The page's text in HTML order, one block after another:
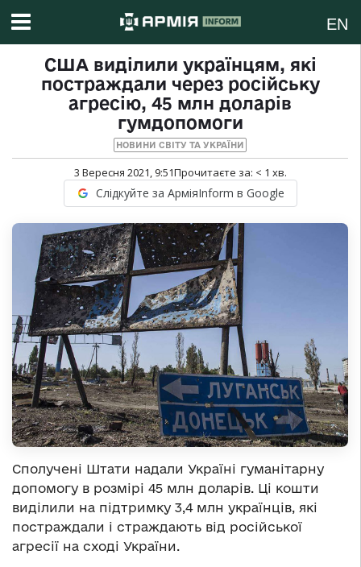
EN
США виділили українцям, які
постраждали через російську
агресію, 45 млн доларів
гумдопомоги
НОВИНИ СВІТУ ТА УКРАЇНИ
3 Вересня 2021, 9:51Прочитаєте за: < 1 хв.
Слідкуйте за АрміяInform в Google
Сполучені Штати надали Україні гуманітарну
допомогу в розмірі 45 млн доларів. Ці кошти
виділили на підтримку 3,4 млн українців, які
постраждали і страждають від російської
агресії на сході України.